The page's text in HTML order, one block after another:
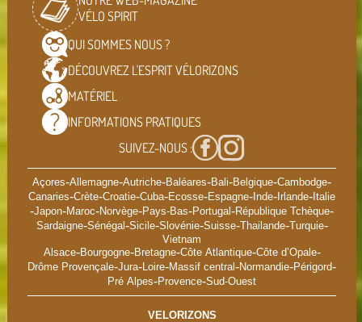
VÉLO SPIRIT
QUI SOMMES NOUS ?
DÉCOUVREZ L'ESPRITVÉLORIZONS
MATÉRIEL
INFORMATIONS PRATIQUES
SUIVEZ-NOUS :
Açores-Allemagne-Autriche-Baléares-Bali-Belgique-Cambodge-
Canaries-Crète-Croatie-Cuba-Ecosse-Espagne- Inde- Irlande- Italie
-Japon-Maroc-Norvège-Pays-Bas-Portugal-République Tchèque-
Sardaigne-Sénégal-Sicile-Slovénie-Suisse-Thailande-Turquie-
Vietnam
Alsace-Bourgogne-Bretagne-Côte Atlantique-Côte d’Opale-
Drôme Provençale-Jura-Loire-Massif central-Normandie-Périgord-
Pré Alpes-Provence-Sud-Ouest
VELORIZONS